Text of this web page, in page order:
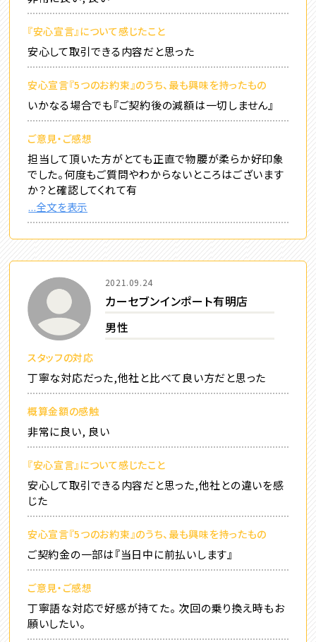
『安心宣言』について感じたこと
安心して取引できる内容だと思った
安心宣言『5つのお約束』のうち、最も興味を持ったもの
いかなる場合でも『ご契約後の減額は一切しません』
ご意見・ご感想
担当して頂いた方がとても正直で物腰が柔らか好印象
でした。何度もご質問やわからないところはございます
か？と確認してくれて有
...全文を表示
2021.09.24
カーセブンインポート有明店
男性
スタッフの対応
丁寧な対応だった,他社と比べて良い方だと思った
概算金額の感触
非常に良い, 良い
『安心宣言』について感じたこと
安心して取引できる内容だと思った,他社との違いを感
じた
安心宣言『5つのお約束』のうち、最も興味を持ったもの
ご契約金の一部は『当日中に前払いします』
ご意見・ご感想
丁寧語な対応で好感が持てた。 次回の乗り換え時もお
願いしたい。